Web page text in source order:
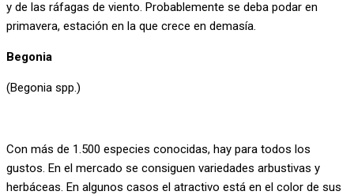
y de las ráfagas de viento. Probablemente se deba podar en
primavera, estación en la que crece en demasía.
Begonia
(Begonia spp.)
Con más de 1.500 especies conocidas, hay para todos los
gustos. En el mercado se consiguen variedades arbustivas y
herbáceas. En algunos casos el atractivo está en el color de sus